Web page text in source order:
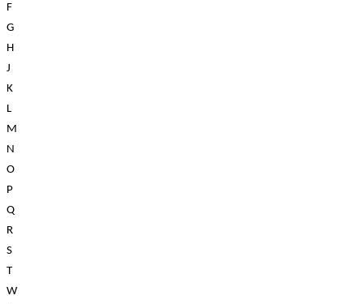
F
G
H
J
K
L
M
N
O
P
Q
R
S
T
W